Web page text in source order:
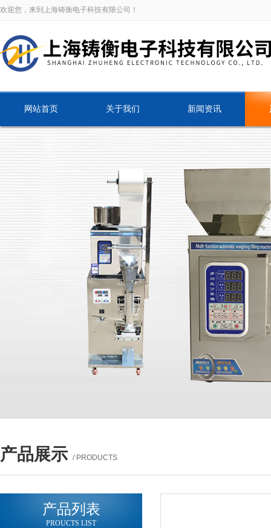
欢迎您，来到上海铸衡电子科技有限公司！
网站首页 关于我们 新闻资讯
产品展示 / PRODUCTS
产品列表
PROUCTS LIST